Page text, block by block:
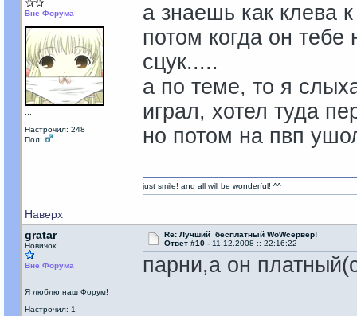
Вне Форума
Настрочил: 248
Пол:
а знаешь как клева
потом когда он тебе
сцук.....
а по теме, то я
играл, хотел туда
но потом на пвп
Наверх
just smile! and all will be wonderful! ^^
gratar
Новичок
Вне Форума
Я люблю наш Форум!
Настрочил: 1
Re: Лучший бесплатный WoWсервер!
Ответ #10 - 11.12.2008 :: 22:16:22
парни,а он